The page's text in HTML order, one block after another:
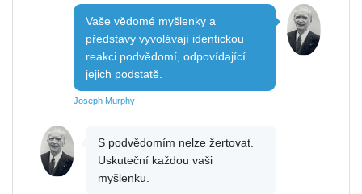
Vaše vědomé myšlenky a
představy vyvolávají identickou
reakci podvědomí, odpovídající
jejich podstatě.
Joseph Murphy
S podvědomím nelze žertovat.
Uskuteční každou vaši
myšlenku.